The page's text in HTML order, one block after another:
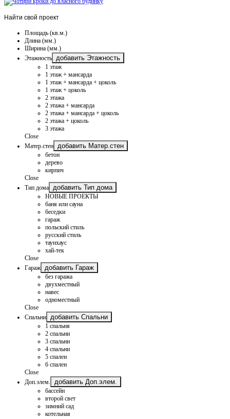
Найти свой проект
Площадь (кв.м.)
Длина (мм.)
Ширина (мм.)
Этажность
добавить Этажность
1 этаж
1 этаж + мансарда
1 этаж + мансарда + цоколь
1 этаж + цоколь
2 этажа
2 этажа + мансарда
2 этажа + мансарда + цоколь
2 этажа + цоколь
3 этажа
Close
Матер.стен
добавить Матер.стен
бетон
дерево
кирпич
Close
Тип дома
добавить Тип дома
НОВЫЕ ПРОЕКТЫ
баня или сауна
беседки
гараж
польский стиль
русский стиль
таунхаус
хай-тек
Close
Гараж
добавить Гараж
без гаража
двухместный
навес
одноместный
Close
Спальни
добавить Спальни
1 спальня
2 спальни
3 спальни
4 спальни
5 спален
6 спален
Close
Доп.элем.
добавить Доп.элем.
бассейн
второй свет
зимний сад
котельная